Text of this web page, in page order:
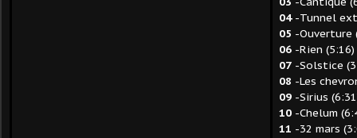
04-Tunnel
05 -Ouverture
06 -Rien (5:16)
07 -Solstice
08 -Les
09 -Sirius
10 -Chelum
11 -32 mars